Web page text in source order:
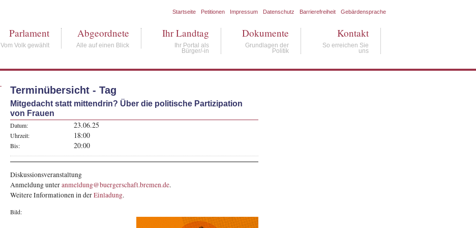
Startseite Petitionen Impressum Datenschutz Barrierefreiheit Gebärdensprache
Parlament
Vom Volk gewählt
Abgeordnete
Alle auf einen Blick
Ihr Landtag
Ihr Portal als
Bürger/-in
Dokumente
Grundlagen der
Politik
Kontakt
So erreichen Sie
uns
Terminübersicht - Tag
Mitgedacht statt mittendrin? Über die politische Partizipation
von Frauen
Datum: 23.06.25
Uhrzeit: 18:00
Bis: 20:00
Diskussionsveranstaltung
Anmeldungunteranmeldung@buergerschaft.bremen.de.
Weitere Informationen in derEinladung.
Bild: